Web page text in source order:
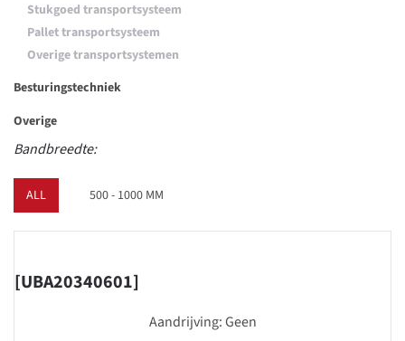
Stukgoed transportsysteem
Pallet transportsysteem
Overige transportsystemen
Besturingstechniek
Overige
Bandbreedte:
ALL 500 - 1000 MM
[UBA20340601]
Aandrijving: Geen